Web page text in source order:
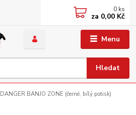
Menu
Hledat
0 ks
za 0,00 Kč
DANGER BANJO ZONE (černé, bílý potisk)